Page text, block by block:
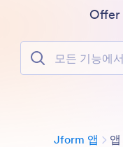
Offer
모든 기능에서 검색
Jform 앱